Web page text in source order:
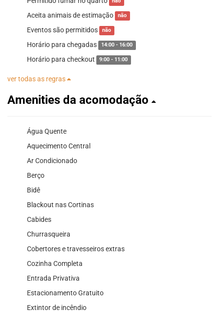
Aceita animais de estimação não
Eventos são permitidos não
Horário para chegadas 14:00 - 16:00
Horário para checkout 9:00 - 11:00
ver todas as regras
Amenities da acomodação
Água Quente
Aquecimento Central
Ar Condicionado
Berço
Bidê
Blackout nas Cortinas
Cabides
Churrasqueira
Cobertores e travesseiros extras
Cozinha Completa
Entrada Privativa
Estacionamento Gratuito
Extintor de incêndio